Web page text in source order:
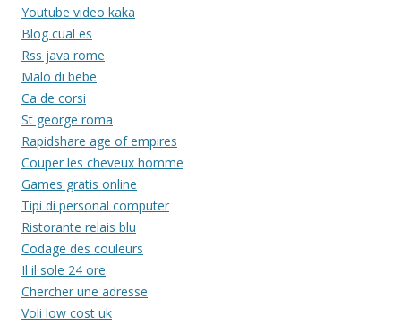
Youtube video kaka
Blog cual es
Rss java rome
Malo di bebe
Ca de corsi
St george roma
Rapidshare age of empires
Couper les cheveux homme
Games gratis online
Tipi di personal computer
Ristorante relais blu
Codage des couleurs
Il il sole 24 ore
Chercher une adresse
Voli low cost uk